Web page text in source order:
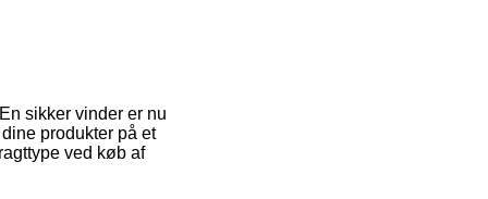
sikker vinder er nu
produkter på et
ved køb af